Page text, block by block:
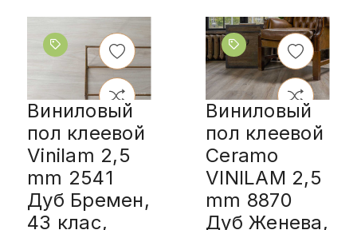
Виниловый
пол клеевой
Vinilam 2,5
mm 2541
Дуб Бремен,
43 клас,
Виниловый
пол клеевой
Ceramo
VINILAM 2,5
mm 8870
Дуб Женева,